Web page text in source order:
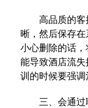
高品质的客
晰，然后保存
小心删除的话
能导致酒店流
训的时候要强调
三、会通过